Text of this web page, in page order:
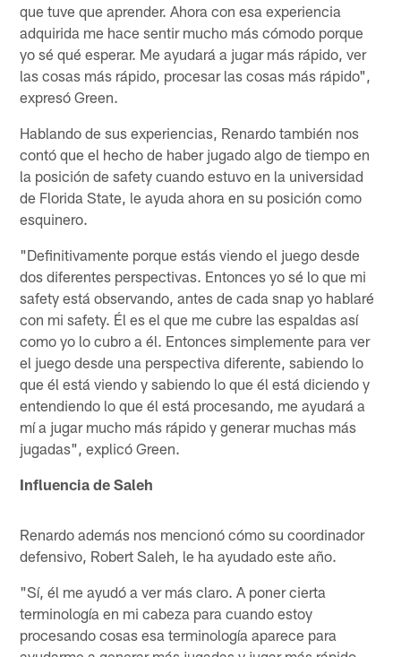
que tuve que aprender. Ahora con esa experiencia
adquirida me hace sentir mucho más cómodo porque
yo sé qué esperar. Me ayudará a jugar más rápido, ver
las cosas más rápido, procesar las cosas más rápido",
expresó Green.
Hablando de sus experiencias, Renardo también nos
contó que el hecho de haber jugado algo de tiempo en
la posición de safety cuando estuvo en la universidad
de Florida State, le ayuda ahora en su posición como
esquinero.
"Definitivamente porque estás viendo el juego desde
dos diferentes perspectivas. Entonces yo sé lo que mi
safety está observando, antes de cada snap yo hablaré
con mi safety. Él es el que me cubre las espaldas así
como yo lo cubro a él. Entonces simplemente para ver
el juego desde una perspectiva diferente, sabiendo lo
que él está viendo y sabiendo lo que él está diciendo y
entendiendo lo que él está procesando, me ayudará a
mí a jugar mucho más rápido y generar muchas más
jugadas", explicó Green.
Influencia de Saleh
Renardo además nos mencionó cómo su coordinador
defensivo, Robert Saleh, le ha ayudado este año.
"Sí, él me ayudó a ver más claro. A poner cierta
terminología en mi cabeza para cuando estoy
procesando cosas esa terminología aparece para